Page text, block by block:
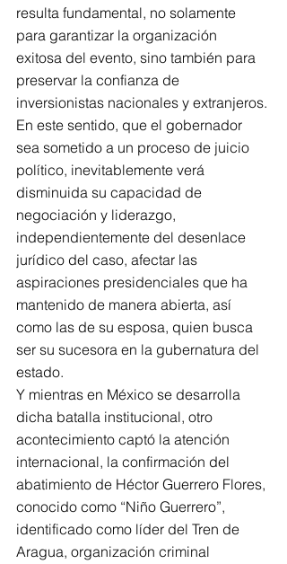
resulta fundamental, no solamente
para garantizar la organización
exitosa del evento, sino también para
preservar la confianza de
inversionistas nacionales y extranjeros.
En este sentido, que el gobernador
sea sometido a un proceso de juicio
político, inevitablemente verá
disminuida su capacidad de
negociación y liderazgo,
independientemente del desenlace
jurídico del caso, afectar las
aspiraciones presidenciales que ha
mantenido de manera abierta, así
como las de su esposa, quien busca
ser su sucesora en la gubernatura del
estado.
Y mientras en México se desarrolla
dicha batalla institucional, otro
acontecimiento captó la atención
internacional, la confirmación del
abatimiento de Héctor Guerrero Flores,
conocido como “Niño Guerrero”,
identificado como líder del Tren de
Aragua, organización criminal